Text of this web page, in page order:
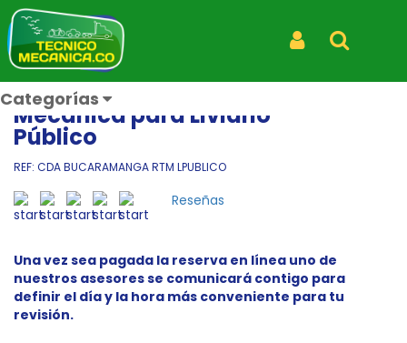
Categorías
Inicio
Productos
Agenda la Revisión técnico Mecánica para Liviano Público
CDA BUCARAMANGA
Agenda la Revisión técnico
Mecánica para Liviano
Público
REF: CDA BUCARAMANGA RTM LPUBLICO
Reseñas
Una vez sea pagada la reserva en línea uno de
nuestros asesores se comunicará contigo para
definir el día y la hora más conveniente para tu
revisión.